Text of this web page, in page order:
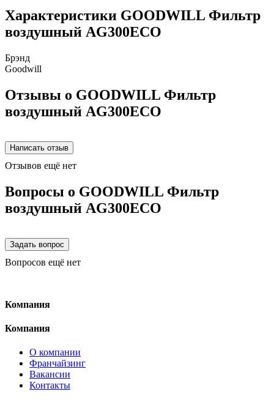
Характеристики GOODWILL Фильтр
воздушный AG300ECO
Брэнд
Goodwill
Отзывы о GOODWILL Фильтр
воздушный AG300ECO
Отзывов ещё нет
Вопросы о GOODWILL Фильтр
воздушный AG300ECO
Вопросов ещё нет
Компания
Компания
О компании
Франчайзинг
Вакансии
Контакты